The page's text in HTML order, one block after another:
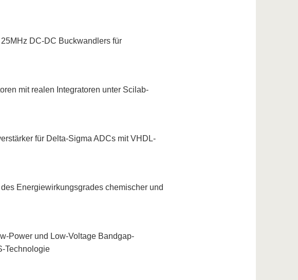
DC-DC Buckwandlers für
mit realen Integratoren unter Scilab-
für Delta-Sigma ADCs mit VHDL-
Energiewirkungsgrades chemischer und
Power und Low-Voltage Bandgap-
Technologie